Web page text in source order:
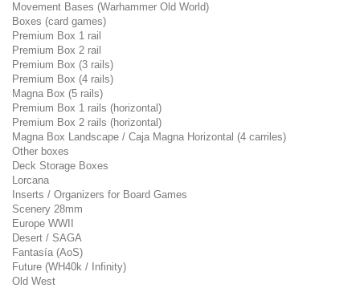
Movement Bases (Warhammer Old World)
Boxes (card games)
Premium Box 1 rail
Premium Box 2 rail
Premium Box (3 rails)
Premium Box (4 rails)
Magna Box (5 rails)
Premium Box 1 rails (horizontal)
Premium Box 2 rails (horizontal)
Magna Box Landscape / Caja Magna Horizontal (4 carriles)
Other boxes
Deck Storage Boxes
Lorcana
Inserts / Organizers for Board Games
Scenery 28mm
Europe WWII
Desert / SAGA
Fantasía (AoS)
Future (WH40k / Infinity)
Old West